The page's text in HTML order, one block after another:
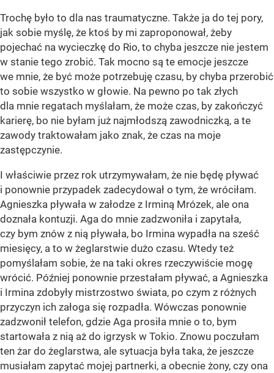
Trochę było to dla nas traumatyczne. Także ja do tej pory,
jak sobie myślę, że ktoś by mi zaproponował, żeby
pojechać na wycieczkę do Rio, to chyba jeszcze nie jestem
w stanie tego zrobić. Tak mocno są te emocje jeszcze
we mnie, że być może potrzebuję czasu, by chyba przerobić
to sobie wszystko w głowie. Na pewno po tak złych
dla mnie regatach myślałam, że może czas, by zakończyć
karierę, bo nie byłam już najmłodszą zawodniczką, a te
zawody traktowałam jako znak, że czas na moje
zastępczynie.
I właściwie przez rok utrzymywałam, że nie będę pływać
i ponownie przypadek zadecydował o tym, że wróciłam.
Agnieszka pływała w załodze z Irminą Mrózek, ale ona
doznała kontuzji. Aga do mnie zadzwoniła i zapytała,
czy bym znów z nią pływała, bo Irmina wypadła na sześć
miesięcy, a to w żeglarstwie dużo czasu. Wtedy też
pomyślałam sobie, że na taki okres rzeczywiście mogę
wrócić. Później ponownie przestałam pływać, a Agnieszka
i Irmina zdobyły mistrzostwo świata, po czym z różnych
przyczyn ich załoga się rozpadła. Wówczas ponownie
zadzwonił telefon, gdzie Aga prosiła mnie o to, bym
startowała z nią aż do igrzysk w Tokio. Znowu poczułam
ten żar do żeglarstwa, ale sytuacja była taka, że jeszcze
musiałam zapytać mojej partnerki, a obecnie żony, czy ona